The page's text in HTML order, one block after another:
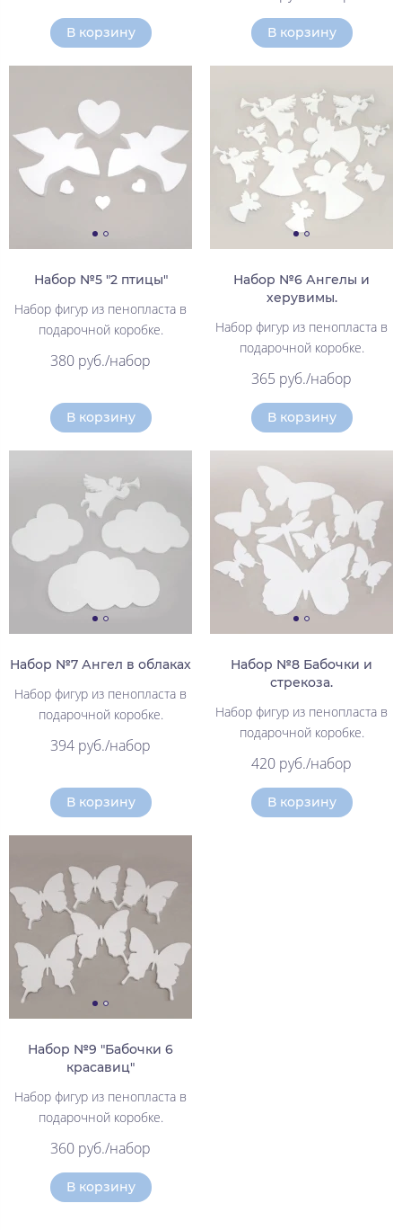
В корзину В корзину
Набор №5 "2 птицы"
Набор фигур из пенопласта в
подарочной коробке.
380 руб./набор
В корзину
Набор №6 Ангелы и
херувимы.
Набор фигур из пенопласта в
подарочной коробке.
365 руб./набор
В корзину
Набор №7 Ангел в облаках
Набор фигур из пенопласта в
подарочной коробке.
394 руб./набор
В корзину
Набор №8 Бабочки и
стрекоза.
Набор фигур из пенопласта в
подарочной коробке.
420 руб./набор
В корзину
Набор №9 "Бабочки 6
красавиц"
Набор фигур из пенопласта в
подарочной коробке.
360 руб./набор
В корзину